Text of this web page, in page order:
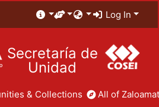
Log In
Secretaría de
Unidad
& Collections All of